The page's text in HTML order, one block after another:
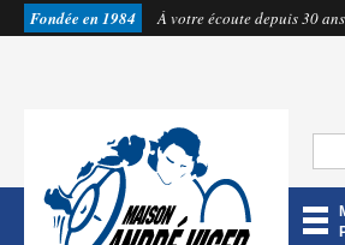
Fondée en 1984 À votre écoute depuis 30 ans